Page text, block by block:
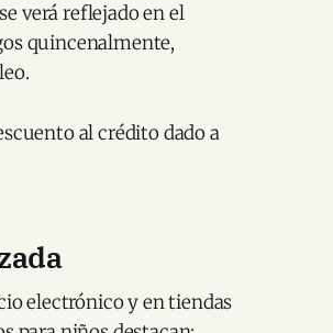
verá reflejado en el
quincenalmente,
al crédito dado a
electrónico y en tiendas